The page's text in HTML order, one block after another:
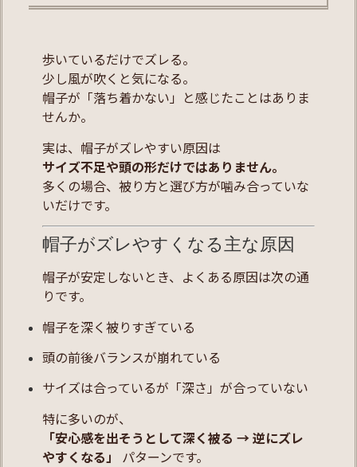
歩いているだけでズレる。
少し風が吹くと気になる。
帽子が「落ち着かない」と感じたことはありま
せんか。
実は、帽子がズレやすい原因は
サイズ不足や頭の形だけではありません。
多くの場合、被り方と選び方が噛み合っていな
いだけです。
帽子がズレやすくなる主な原因
帽子が安定しないとき、よくある原因は次の通
りです。
帽子を深く被りすぎている
頭の前後バランスが崩れている
サイズは合っているが「深さ」が合っていない
特に多いのが、
「安心感を出そうとして深く被る → 逆にズレ
やすくなる」
パターンです。